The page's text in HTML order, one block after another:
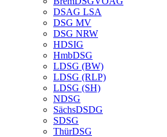
DSAG LSA
DSG MV
DSG NRW
HDSIG
HmbDSG
LDSG (BW)
LDSG (RLP)
LDSG (SH)
NDSG
SächsDSDG
SDSG
ThürDSG